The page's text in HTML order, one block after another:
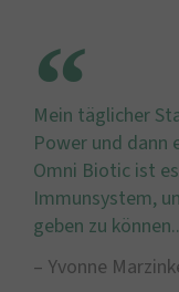
Mein täglicher
Power und dann
Omni Biotic ist
Immunsystem,
geben zu können..
– Yvonne